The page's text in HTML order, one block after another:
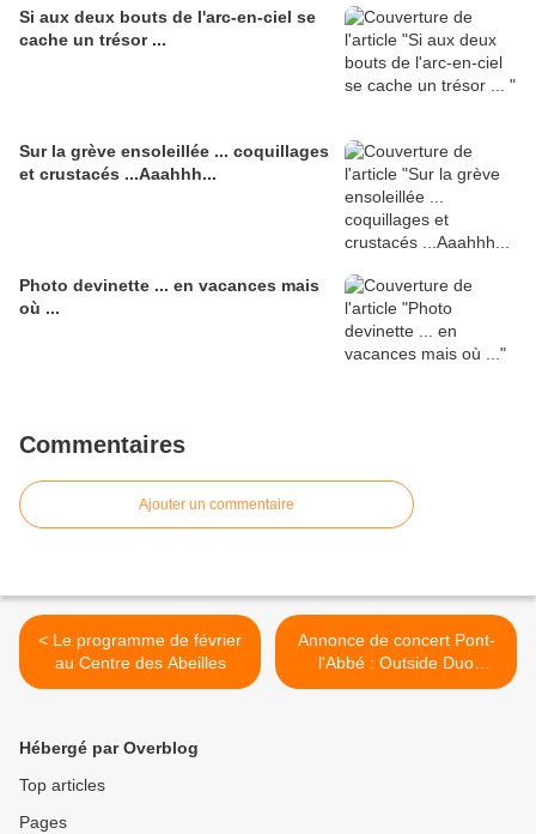
Si aux deux bouts de l'arc-en-ciel se
cache un trésor ...
Sur la grève ensoleillée ... coquillages
et crustacés ...Aaahhh...
Photo devinette ... en vacances mais
où ...
Commentaires
Ajouter un commentaire
< Le programme de février
au Centre des Abeilles
Annonce de concert Pont-
l'Abbé : Outside Duo
(communiqué) >
Hébergé par Overblog
Top articles
Pages